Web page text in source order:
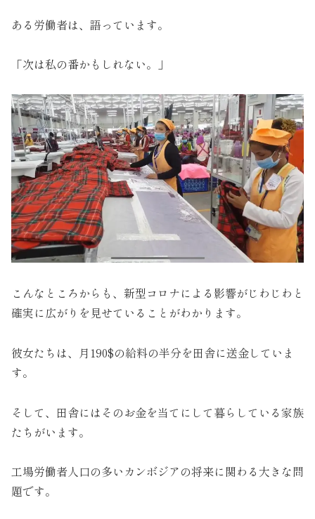
ある労働者は、語っています。
「次は私の番かもしれない。」
こんなところからも、新型コロナによる影響がじわじわと
確実に広がりを見せていることがわかります。
彼女たちは、月190$の給料の半分を田舎に送金していま
す。
そして、田舎にはそのお金を当てにして暮らしている家族
たちがいます。
工場労働者人口の多いカンボジアの将来に関わる大きな問
題です。